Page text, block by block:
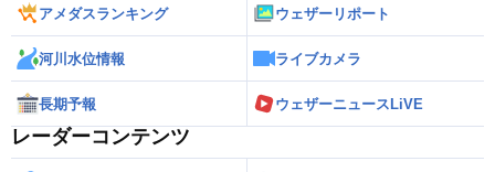
アメダスランキング ウェザーリポート
河川水位情報 ライブカメラ
長期予報 ウェザーニュースLiVE
レーダーコンテンツ